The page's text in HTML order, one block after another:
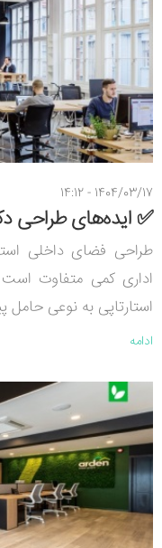
1404/03/17 - 14:12
✅ ایده‌های طراحی
طراحی فضای داخلی
اداری کمی متفاوت
استارتاپی به نوعی حامل
ادامه